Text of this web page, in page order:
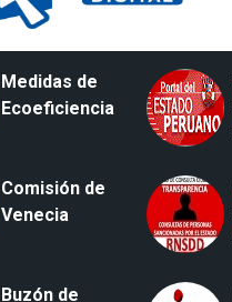
Medidas de
Ecoeficiencia
Comisión de
Venecia
Buzón de